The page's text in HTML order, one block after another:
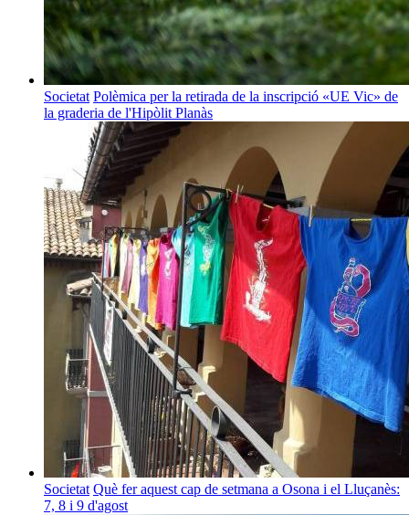
Societat Polèmica per la retirada de la inscripció «UE Vic» de
la graderia de l'Hipòlit Planàs
Societat Què fer aquest cap de setmana a Osona i el Lluçanès:
7, 8 i 9 d'agost